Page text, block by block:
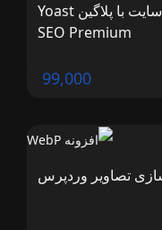
افزونه یواست سئو پرمیوم | سئو سایت با پلاگین Yoast
SEO Premium
99,000